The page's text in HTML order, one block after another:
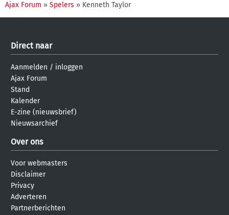
Ajax Forum » Spelers » Kenneth Taylor
Direct naar
Aanmelden / inloggen
Ajax Forum
Stand
Kalender
E-zine (nieuwsbrief)
Nieuwsarchief
Over ons
Voor webmasters
Disclaimer
Privacy
Adverteren
Partnerberichten